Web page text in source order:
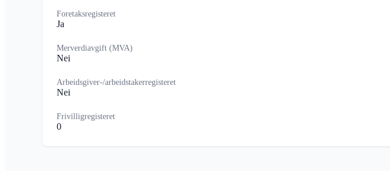
Foretaksregisteret
Ja
Merverdiavgift (MVA)
Nei
Arbeidsgiver-/arbeidstakerregisteret
Nei
Frivilligregisteret
0